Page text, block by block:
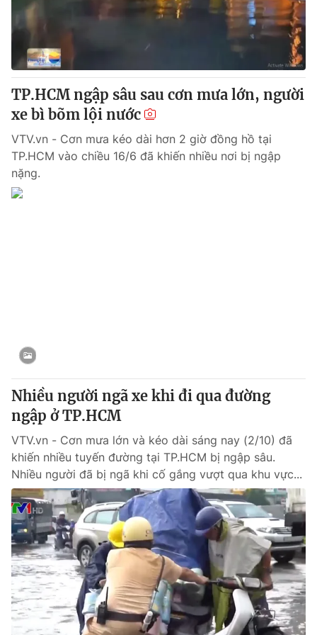
Thị trường
Tư vấn
Lịch phát sóng
Chuyên mục khác
Emagazine Podcast
Photo Infographic
Video
VTV4
VTV9
Liên hệ tòa soạn English
THỜI BÁO VTV
Theo dõi báo trên
Cơ quan chủ quản:Đài Truyền hình Việt Nam
TP.HCM ngập sâu sau cơn mưa lớn, người
xe bì bõm lội nước
VTV.vn - Cơn mưa kéo dài hơn 2 giờ đồng hồ tại
TP.HCM vào chiều 16/6 đã khiến nhiều nơi bị ngập
nặng.
Nhiều người ngã xe khi đi qua đường
ngập ở TP.HCM
VTV.vn - Cơn mưa lớn và kéo dài sáng nay (2/10) đã
khiến nhiều tuyến đường tại TP.HCM bị ngập sâu.
Nhiều người đã bị ngã khi cố gắng vượt qua khu vực...